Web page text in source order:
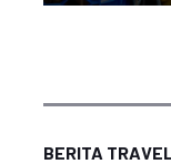
BERITA